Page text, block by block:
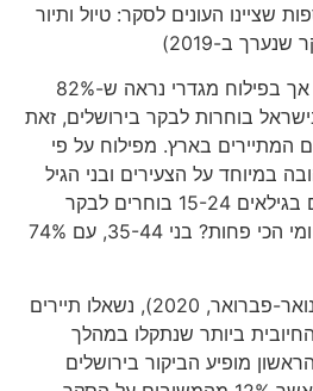
שציינו העונים לסקר: טיול ותיור
ב-2019)
ירושלים אהובה על כולם, אך בפילוח מגדרי נראה ש-82%
בוחרות לבקר בירושלים, זאת
המתיירים בארץ. מפילוח על פי
במיוחד על הצעירים ובני הגיל
השלישי. 85% מן התיירים בגילאים 15-24 בוחרים לבקר
בעיר, ו-84% מבני 65+. ומי הכי פחות? בני 35-44, עם 74%
במסגרת הסקר )חודשי ינואר-פברואר, 2020), נשאלו תיירים
ביותר שנתקלו במהלך
מופיע הביקור בירושלים